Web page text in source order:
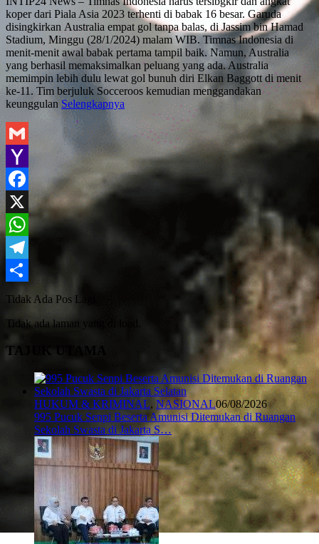
koper dari Piala Asia 2023 terhenti di babak 16 besar. Garuda
disingkirkan Australia empat gol tanpa balas, di Jassim bin Hamad
Stadium, Minggu (28/1/2024) malam WIB. Timnas Indonesia di
menit-menit awal babak pertama tampil baik. Namun, Australia
yang berhasil memaksimalkan peluang yang ada. Australia
memimpin lebih dulu lewat gol bunuh diri Elkan Baggott di menit
ke-11. Tim berjuluk Socceroos kemudian menggandakan
keunggulan Selengkapnya
Gmail
Yahoo
Mail
Facebook
X
WhatsApp
Telegram
Share
Tidak Ada Pos Lagi.
Tidak ada laman yang di load.
TAJUK UTAMA
HUKUM & KRIMINAL, NASIONAL06/08/2026
995 Pucuk Senpi Beserta Amunisi Ditemukan di Ruangan
Sekolah Swasta di Jakarta S…